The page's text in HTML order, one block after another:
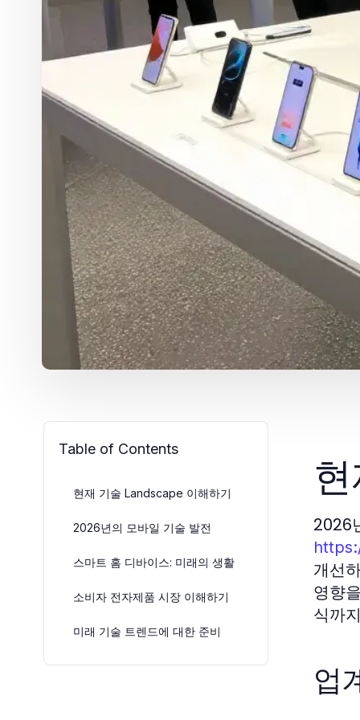
Table of Contents
현재 기술 Landscape 이해하기
2026년의 모바일 기술 발전
스마트 홈 디바이스: 미래의 생활
소비자 전자제품 시장 이해하기
미래 기술 트렌드에 대한 준비
2026
개선
영향
식까
업